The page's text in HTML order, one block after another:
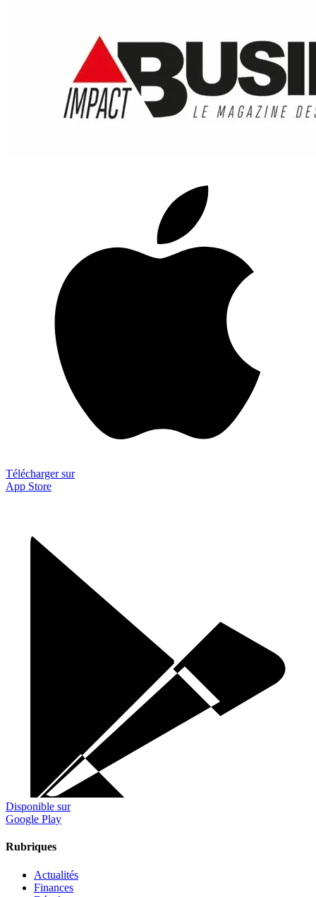
Télécharger sur
App Store
Disponible sur
Google Play
Rubriques
Actualités
Finances